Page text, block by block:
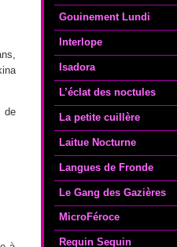
Gouinement Lundi
Interlope
Isadora
L’éclat des noctules
La petite cuillère
Laitue Nocturne
Langues de Fronde
Le Gang des Gazières
MicroFéroce
Requin Sequin
de